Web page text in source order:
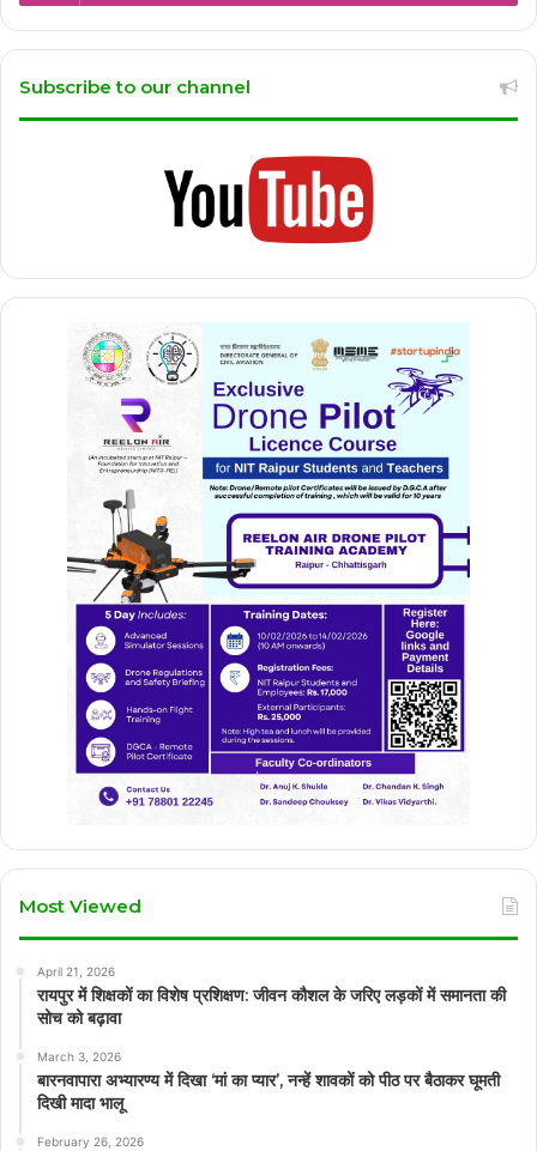
Subscribe to our channel
Most Viewed
April 21, 2026
रायपुर में शिक्षकों का विशेष प्रशिक्षण: जीवन कौशल के जरिए लड़कों में समानता की
सोच को बढ़ावा
March 3, 2026
बारनवापारा अभ्यारण्य में दिखा ‘मां का प्यार’, नन्हें शावकों को पीठ पर बैठाकर घूमती
दिखी मादा भालू
February 26, 2026